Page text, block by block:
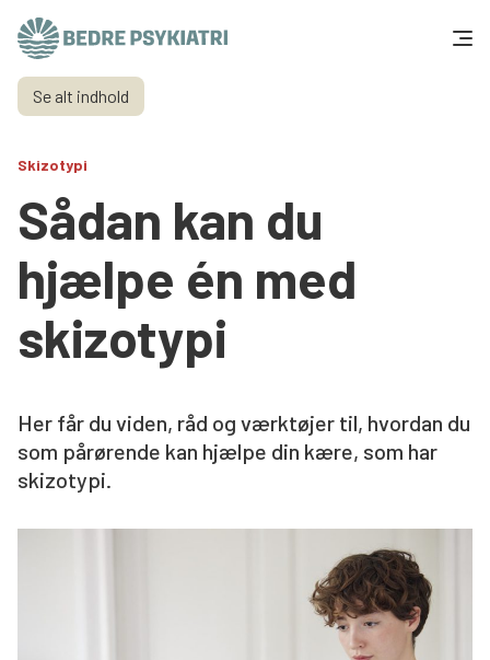
Skip to content
Få hjælp
Tal og fakta
Om os
Vær med
Presse og politik
Støt os
Søg
Se alt indhold
Skizotypi
Sådan kan du
hjælpe én med
skizotypi
Her får du viden, råd og værktøjer til, hvordan du
som pårørende kan hjælpe din kære, som har
skizotypi.